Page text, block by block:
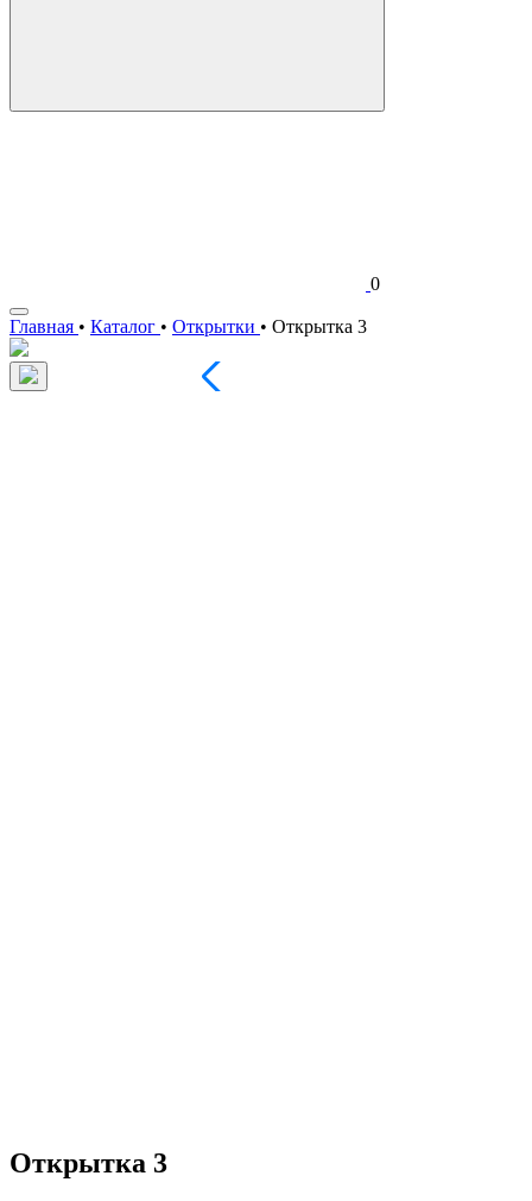
0
Главная • Каталог • Открытки • Открытка 3
Открытка 3